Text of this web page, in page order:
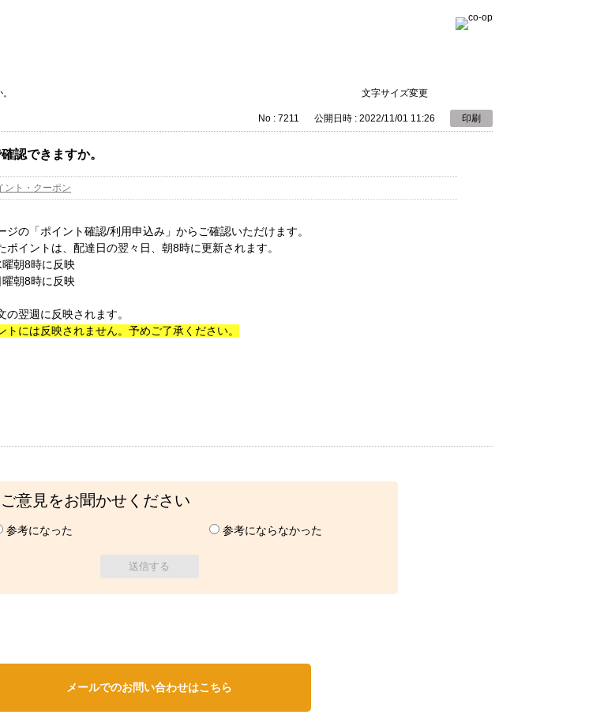
文字サイズ変更
No : 7211 公開日時 : 2022/11/01 11:26 印刷
認できますか。
ント・クーポン
の「ポイント確認/利用申込み」からご確認いただけます。
イントは、配達日の翌々日、朝8時に更新されます。
朝8時に反映
8時に反映
翌週に反映されます。
には反映されません。予めご了承ください。
意見をお聞かせください
参考になった 参考にならなかった
メールでのお問い合わせはこちら